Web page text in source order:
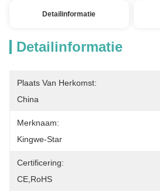
Detailinformatie
Detailinformatie
Plaats Van Herkomst:
China
Merknaam:
Kingwe-Star
Certificering:
CE,RoHS